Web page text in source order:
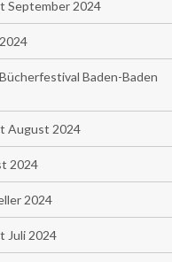
September 2024
Baden-Baden
August 2024
2024
2024
Juli 2024